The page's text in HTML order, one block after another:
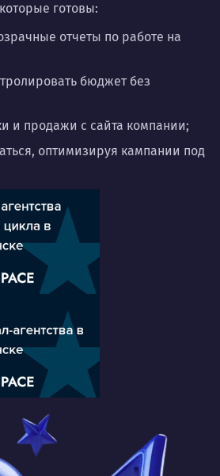
готовы:
отчеты по работе на
бюджет без
и продажи с сайта компании;
оптимизируя кампании под